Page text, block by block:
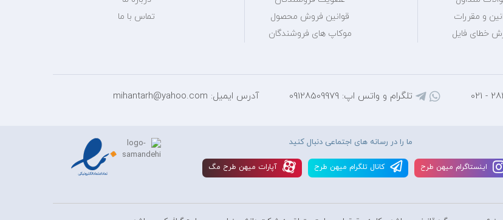
و مقررات
خطای فایل
قوانین فروش محصول
موکاپ های فروشندگان
تماس با ما
تلگرام و واتس اپ: 09128509979 آدرس ایمیل: mihantarh@yahoo.com
ما را در رسانه های اجتماعی دنبال کنید
اينستاگرام ميهن طرح کانال تلگرام ميهن طرح آپارات ميهن طرح مگ